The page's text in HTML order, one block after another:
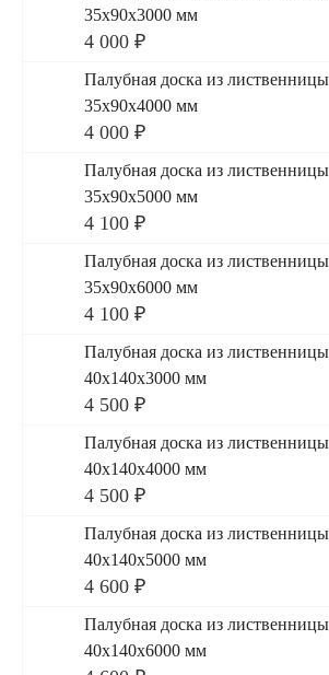
35x90x3000 мм
4 000 ₽
Палубная доска из
35x90x4000 мм
4 000 ₽
Палубная доска из
35x90x5000 мм
4 100 ₽
Палубная доска из
35x90x6000 мм
4 100 ₽
Палубная доска из
40x140x3000 мм
4 500 ₽
Палубная доска из
40x140x4000 мм
4 500 ₽
Палубная доска из
40x140x5000 мм
4 600 ₽
Палубная доска из
40x140x6000 мм